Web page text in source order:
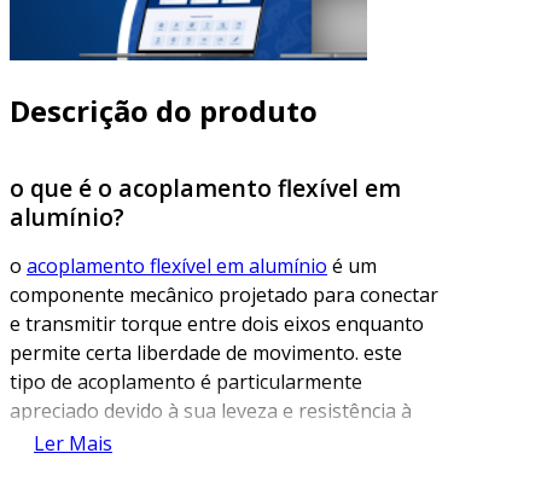
Descrição do produto
o que é o acoplamento flexível em
alumínio?
o acoplamento flexível em alumínio é um
componente mecânico projetado para conectar
e transmitir torque entre dois eixos enquanto
permite certa liberdade de movimento. este
tipo de acoplamento é particularmente
apreciado devido à sua leveza e resistência à
corrosão, além de eficiência na transmissão de
Ler Mais